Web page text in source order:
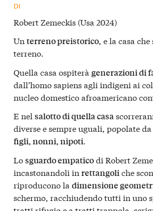
DI
Robert Zemeckis (Usa 2024)
Un terreno preistorico, e la casa
terreno.
Quella casa ospiterà generazioni di
dall’homo sapiens agli indigeni ai
nucleo domestico afroamericano
E nel salotto di quella casa
diverse e sempre uguali, popolate da
figli, nonni, nipoti.
Losguardo empaticodi Robert
incastonandoli in rettangoliche
riproducono la dimensione
schermo, racchiudendo tutti in uno